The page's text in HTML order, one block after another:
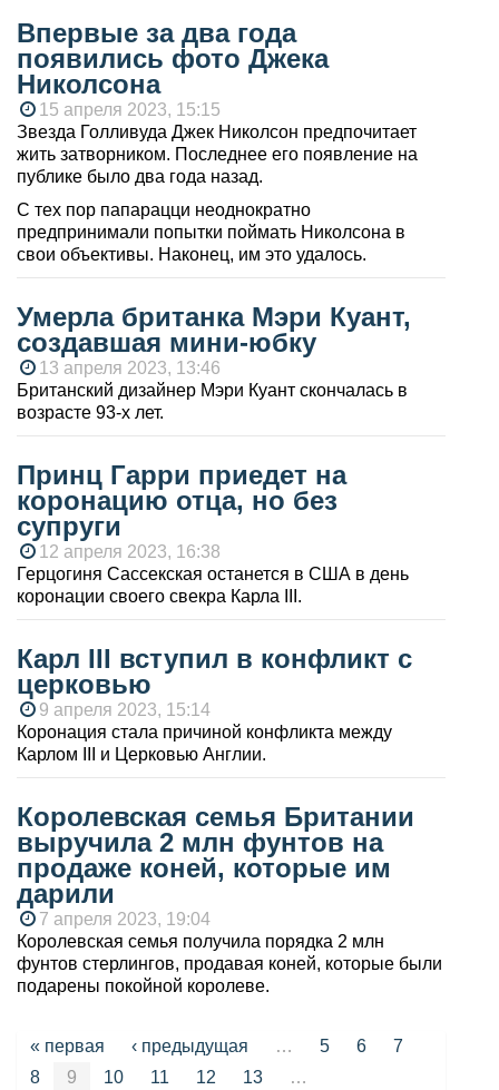
Впервые за два года
появились фото Джека
Николсона
15 апреля 2023, 15:15
Звезда Голливуда Джек Николсон предпочитает
жить затворником. Последнее его появление на
публике было два года назад.
С тех пор папарацци неоднократно
предпринимали попытки поймать Николсона в
свои объективы. Наконец, им это удалось.
Умерла британка Мэри Куант,
создавшая мини-юбку
13 апреля 2023, 13:46
Британский дизайнер Мэри Куант скончалась в
возрасте 93-х лет.
Принц Гарри приедет на
коронацию отца, но без
супруги
12 апреля 2023, 16:38
Герцогиня Сассекская останется в США в день
коронации своего свекра Карла III.
Карл III вступил в конфликт с
церковью
9 апреля 2023, 15:14
Коронация стала причиной конфликта между
Карлом III и Церковью Англии.
Королевская семья Британии
выручила 2 млн фунтов на
продаже коней, которые им
дарили
7 апреля 2023, 19:04
Королевская семья получила порядка 2 млн
фунтов стерлингов, продавая коней, которые были
подарены покойной королеве.
Страницы
« первая ‹ предыдущая … 5 6
7
8
9 10 11 12 13 …